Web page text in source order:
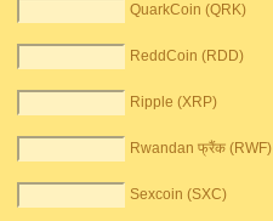
QuarkCoin (QRK)
ReddCoin (RDD)
Ripple (XRP)
Rwandan फ्रैंक (RWF)
Sexcoin (SXC)